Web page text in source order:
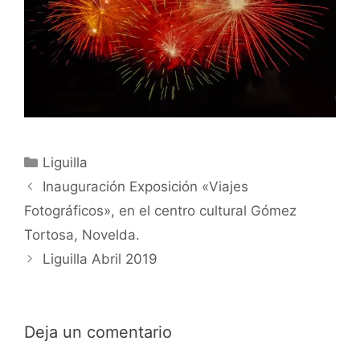
Categorías
Liguilla
Inauguración Exposición «Viajes
Fotográficos», en el centro cultural Gómez
Tortosa, Novelda.
Liguilla Abril 2019
Deja un comentario